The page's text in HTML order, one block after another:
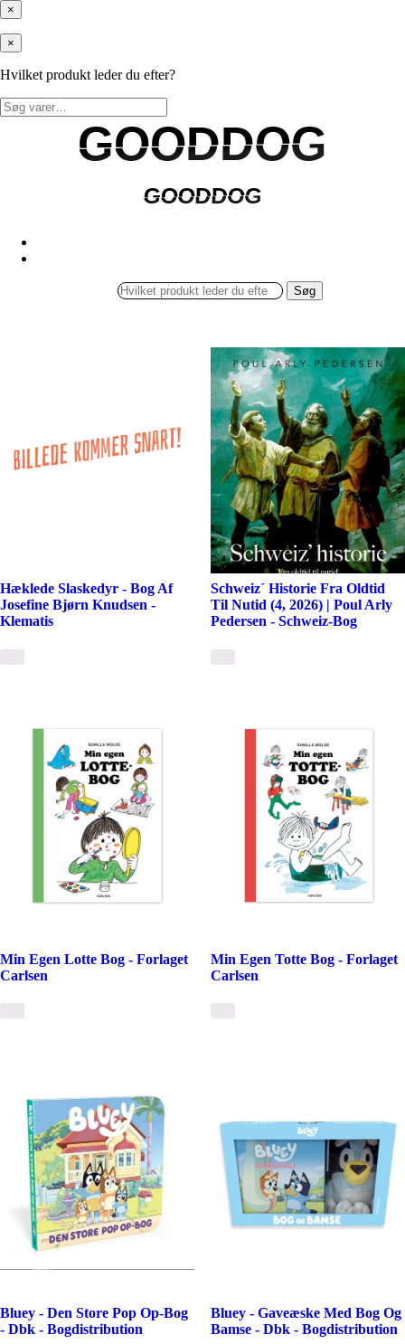
×
×
Hvilket produkt leder du efter?
Søg
efter:
GOODDOG
GOODDOG
GOODDOG
GOODDOG
Søg
Hæklede Slaskedyr - Bog Af
Josefine Bjørn Knudsen -
Klematis
Schweiz´ Historie Fra Oldtid
Til Nutid (4, 2026) | Poul Arly
Pedersen - Schweiz-Bog
Min Egen Lotte Bog - Forlaget
Carlsen
Min Egen Totte Bog - Forlaget
Carlsen
Bluey - Den Store Pop Op-Bog
- Dbk - Bogdistribution
Bluey - Gaveæske Med Bog Og
Bamse - Dbk - Bogdistribution